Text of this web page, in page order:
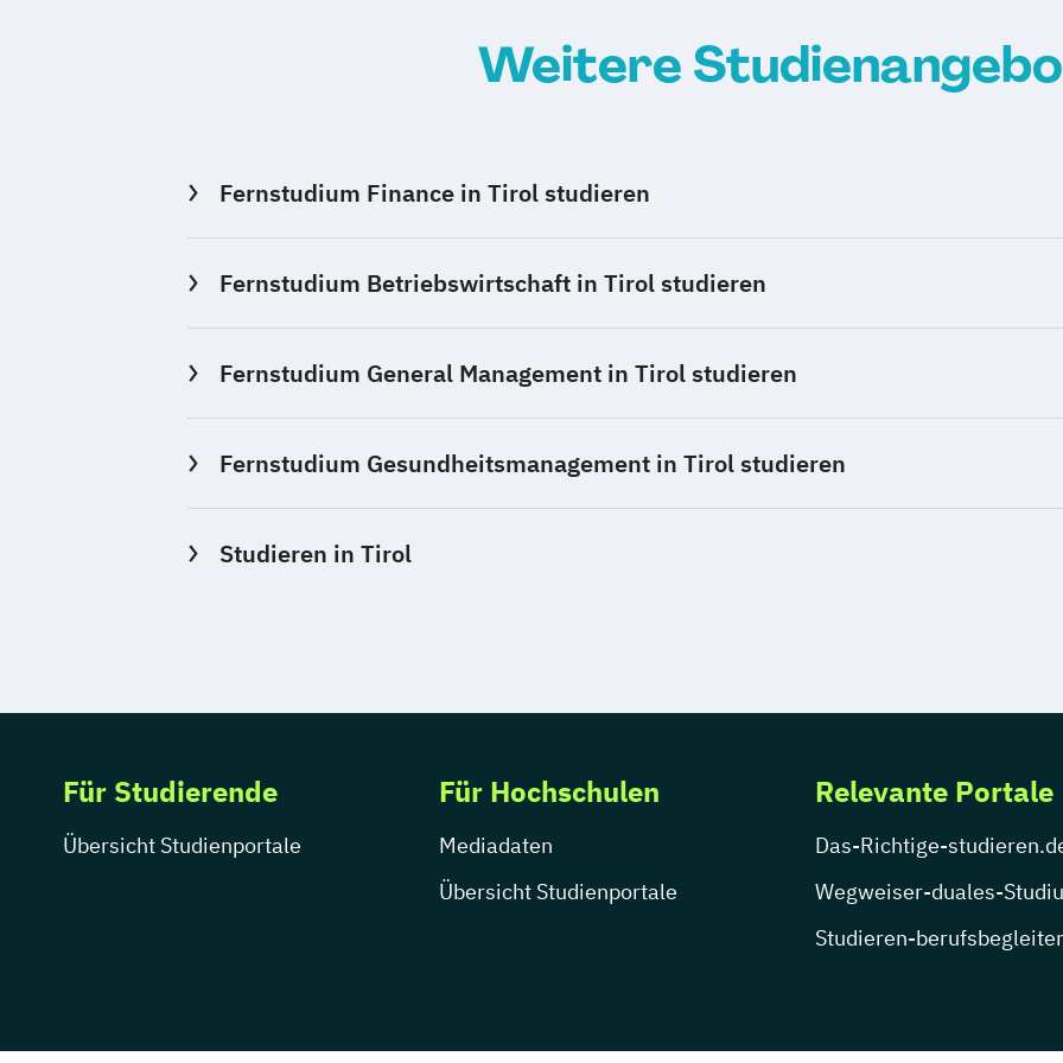
Weitere
Fernstudium Finance in Tirol studieren
Fernstudium Betriebswirtschaft in Tirol studieren
Fernstudium General Management in Tirol studieren
Fernstudium Gesundheitsmanagement in Tirol studieren
Studieren in Tirol
Für Studierende
Übersicht Studienportale
Für Hochschulen
Mediadaten
Übersicht Studienportale
Relevante Portale
Das-Richtige-
Wegweiser-duales-
Studieren-